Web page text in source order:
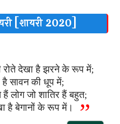
[शायरी 2020]
रोते देखा है झरने के रूप में;
है सावन की धूप में;
लोग जो शातिर हैं बहुत;
है बेगानों के रूप में।